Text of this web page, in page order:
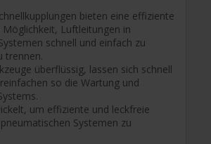
bieten eine effiziente
Möglichkeit, Luftleitungen in
schnell und einfach zu
trennen.
überflüssig, lassen sich schnell
so die Wartung und
um effiziente und leckfreie
Systemen zu